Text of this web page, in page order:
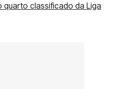
quarto classificado da Liga